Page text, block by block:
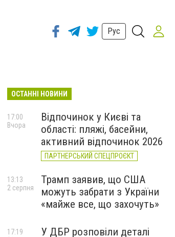
Рус
ОСТАННІ НОВИНИ
Відпочинок у Києві та
області: пляжі, басейни,
активний відпочинок 2026
ПАРТНЕРСЬКИЙ СПЕЦПРОЄКТ
17:00
Вчора
Трамп заявив, що США
можуть забрати з України
«майже все, що захочуть»
13:13
2 серпня
У ДБР розповіли деталі
17:19